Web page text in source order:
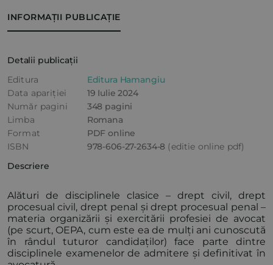
INFORMAȚII PUBLICAȚIE
Detalii publicații
Editura
Editura Hamangiu
Data apariției
19 Iulie 2024
Număr pagini
348 pagini
Limba
Romana
Format
PDF online
ISBN
978-606-27-2634-8 (editie online pdf)
Descriere
Alături de disciplinele clasice – drept civil, drept
procesual civil, drept penal și drept procesual penal –
materia organizării și exercitării profesiei de avocat
(pe scurt, OEPA, cum este ea de mulți ani cunoscută
în rândul tuturor candidaților) face parte dintre
disciplinele examenelor de admitere și definitivat în